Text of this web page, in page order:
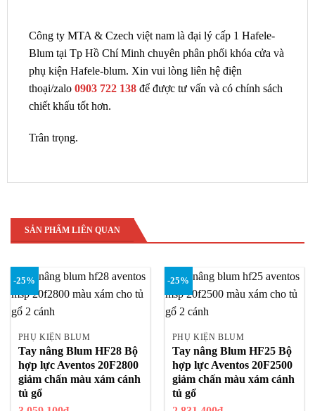
Công ty MTA & Czech việt nam là đại lý cấp 1 Hafele-
Blum tại Tp Hồ Chí Minh chuyên phân phối khóa cửa và
phụ kiện Hafele-blum. Xin vui lòng liên hệ điện
thoại/zalo 0903 722 138để được tư vấn và có chính sách
chiết khấu tốt hơn.
Trân trọng.
SẢN PHẨM LIÊN QUAN
-25%
PHỤ KIỆN BLUM
Tay nâng Blum HF28 Bộ
hợp lực Aventos 20F2800
giảm chấn màu xám cánh
tủ gổ
-25%
PHỤ KIỆN BLUM
Tay nâng Blum HF25 Bộ
hợp lực Aventos 20F2500
giảm chấn màu xám cánh
tủ gổ